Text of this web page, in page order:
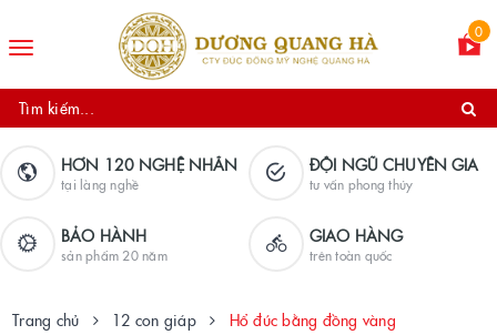
Toggle
0
HƠN 120 NGHỆ NHÂN
tại làng nghề
ĐỘI NGŨ CHUYÊN GIA
tư vấn phong thủy
BẢO HÀNH
sản phẩm 20 năm
GIAO HÀNG
trên toàn quốc
Trang chủ 12 con giáp Hổ đúc bằng đồng vàng